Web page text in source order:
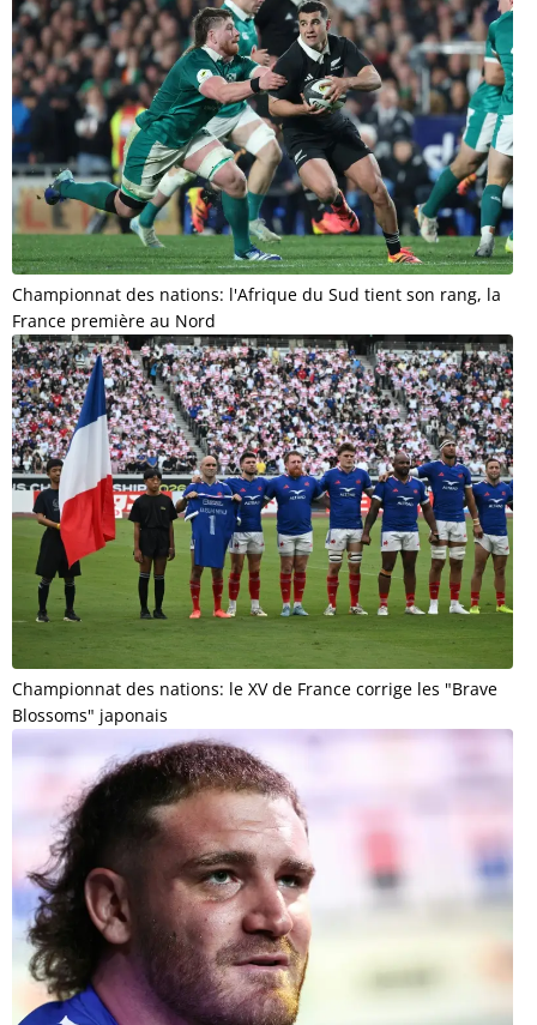
Championnat des nations: l'Afrique du Sud tient son rang, la
France première au Nord
Championnat des nations: le XV de France corrige les "Brave
Blossoms" japonais